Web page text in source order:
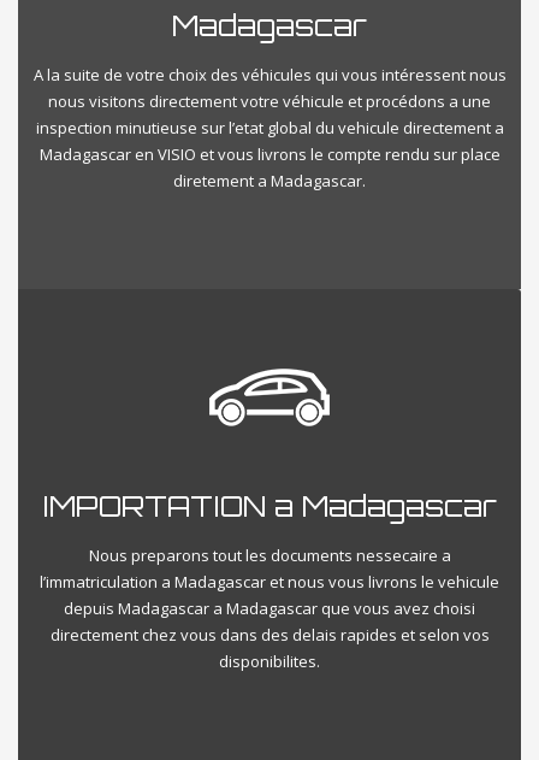
Madagascar
A la suite de votre choix des véhicules qui vous intéressent nous
nous visitons directement votre véhicule et procédons a une
inspection minutieuse sur l’etat global du vehicule directement a
Madagascar en VISIO et vous livrons le compte rendu sur place
diretement a Madagascar.
IMPORTATION a Madagascar
Nous preparons tout les documents nessecaire a
l’immatriculation a Madagascar et nous vous livrons le vehicule
depuis Madagascar a Madagascar que vous avez choisi
directement chez vous dans des delais rapides et selon vos
disponibilites.